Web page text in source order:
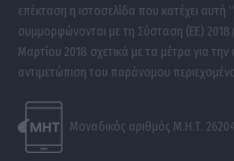
επέκταση η ιστοσελίδα που κατέχει
συμμορφώνονται με τη Σύσταση (ΕΕ)
Μαρτίου 2018 σχετικά με τα μέτρα για την
αντιμετώπιση του παράνομου
Μοναδικός αριθμός Μ.Η.Τ.